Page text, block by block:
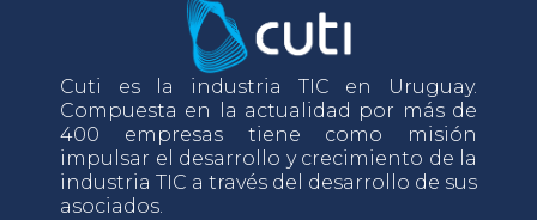
Cuti es la industria TIC en Uruguay.
Compuesta en la actualidad por más de
400 empresas tiene como misión
impulsar el desarrollo y crecimiento de la
industria TIC a través del desarrollo de sus
asociados.